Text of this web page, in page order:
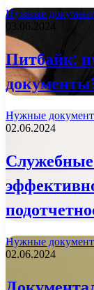
Нужные
03.06.2024
Питбайк:
Нужные
02.06.2024
Нужные
02.06.2024